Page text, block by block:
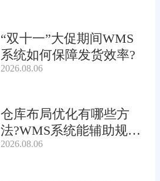
“双十一”大促期间WMS
系统如何保障发货效率?
2026.08.06
仓库布局优化有哪些方
法?WMS系统能辅助规划
吗?
2026.08.06